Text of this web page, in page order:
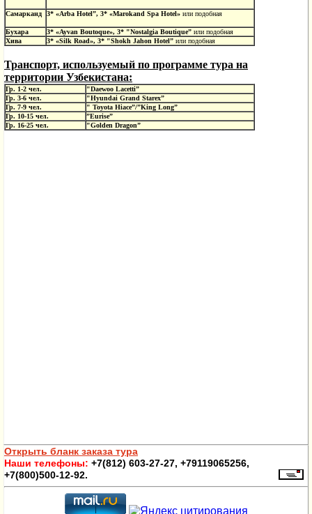
Самарканд 3* «Arba Hotel”, 3* «Marokand Spa Hotel» или подобная
Бухара 3* «Ayvan Boutoque», 3* "Nostalgia Boutique” или подобная
Хива
3* «Silk Road», 3* "Shokh Jahon Hotel” или подобная
Транспорт, используемый по программе тура на
территории Узбекистана:
Гр. 1-2 чел. "Daewoo Lacetti”
Гр. 3-6 чел.
"Hyundai Grand Starex”
Гр. 7-9 чел.
" Toyota Hiace”/”King Long”
Гр. 10-15 чел.
”Eurise”
Гр. 16-25 чел. "Golden Dragon”
Открыть бланк заказа тура
Наши телефоны: +7(812) 603-27-27, +79119065256,
+7(800)500-12-92.